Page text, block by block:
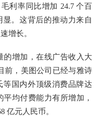
利率同比增加 24.7 个百
显。这背后的推动力来自
增长。
的增加，在线广告收入大
前，美图公司已经与雅诗
国内外顶级消费品牌达
均付费能力有所增加，
亿元人民币。